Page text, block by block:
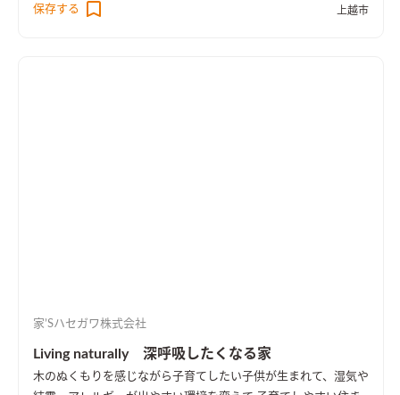
れが実現できてうれしかったです。 妻は使い勝手がいい調味料
保存する 上越市
家’Sハセガワ株式会社
Living naturally 深呼吸したくなる家
木のぬくもりを感じながら子育てしたい子供が生まれて、湿気や